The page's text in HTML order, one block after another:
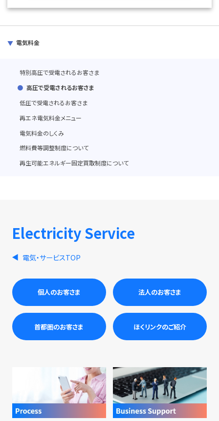
電気料金
特別高圧で受電されるお客さま
高圧で受電されるお客さま
低圧で受電されるお客さま
再エネ電気料金メニュー
電気料金のしくみ
燃料費等調整制度について
再生可能エネルギー固定買取制度について
Electricity Service
電気・サービスTOP
個人のお客さま 法人のお客さま
首都圏のお客さま ほくリンクのご紹介